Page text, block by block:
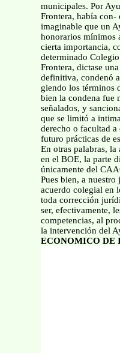
municipales. Por
Frontera, había con-
imaginable que un
honorarios mínimos
cierta importancia,
determinado
Frontera, dictase
definitiva, condenó
giendo los términos
bien la condena fue
señalados, y
que se limitó a
derecho o facultad a
futuro prácticas de
En otras palabras,
en el BOE, la parte
únicamente del
Pues bien, a
acuerdo colegial en
toda corrección
ser, efectivamente,
competencias, al
la intervención del
ECONOMICO DE